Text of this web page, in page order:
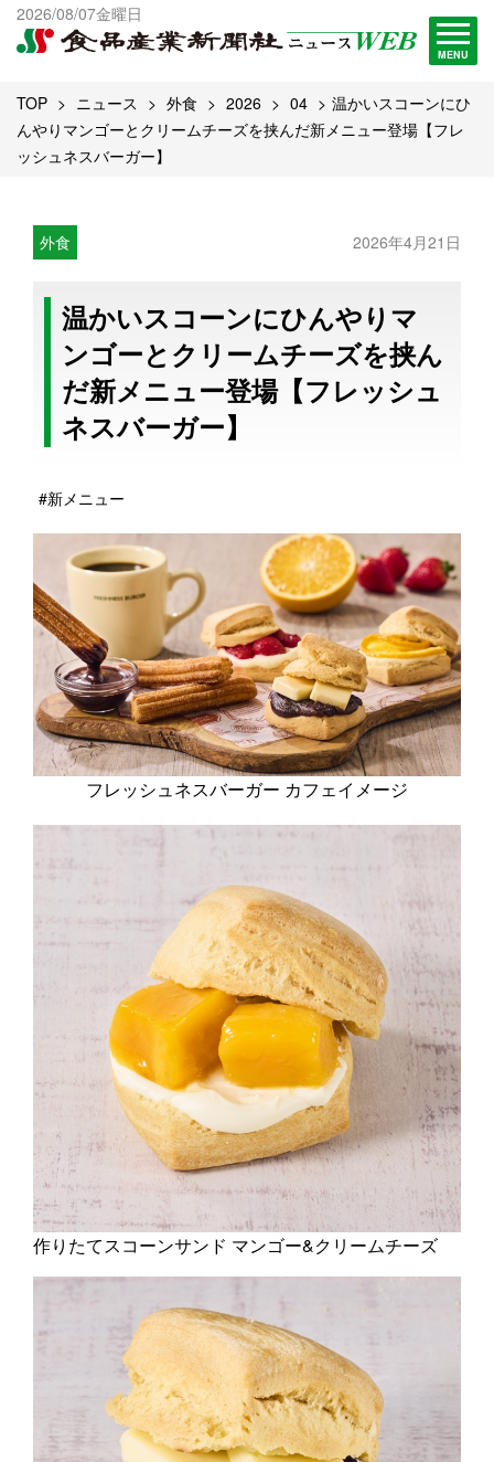
2026/08/07金曜日
MENU
出版物一覧へ
試読・購読申し込み
TOP ニュース 外食 2026 04
温かいスコーンにひ
んやりマンゴーとクリームチーズを挟んだ新メニュー登場【フレ
ッシュネスバーガー】
外食 2026年4月21日
温かいスコーンにひんやりマ
ンゴーとクリームチーズを挟ん
だ新メニュー登場【フレッシュ
ネスバーガー】
#新メニュー
フレッシュネスバーガー カフェイメージ
作りたてスコーンサンド マンゴー&クリームチーズ